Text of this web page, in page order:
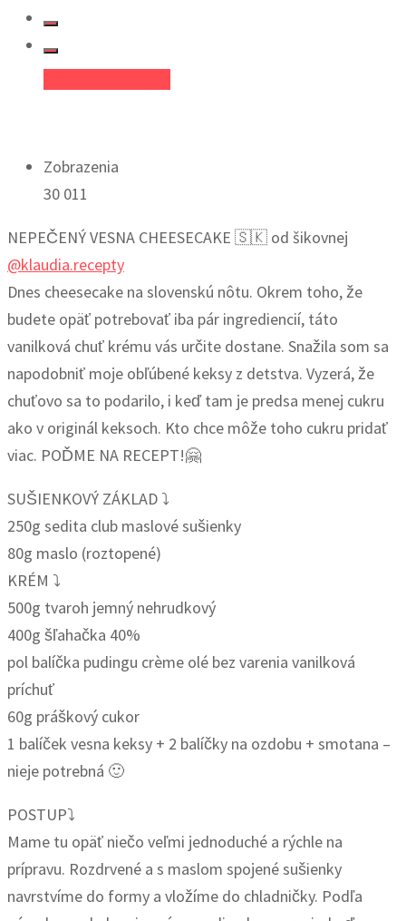
Zobrazenia
30 011
NEPEČENÝ VESNA CHEESECAKE 🇸🇰 od šikovnej
@klaudia.recepty
Dnes cheesecake na slovenskú nôtu. Okrem toho, že
budete opäť potrebovať iba pár ingrediencií, táto
vanilková chuť krému vás určite dostane. Snažila som sa
napodobniť moje obľúbené keksy z detstva. Vyzerá, že
chuťovo sa to podarilo, i keď tam je predsa menej cukru
ako v originál keksoch. Kto chce môže toho cukru pridať
viac. POĎME NA RECEPT!🤗
SUŠIENKOVÝ ZÁKLAD ⤵️
250g sedita club maslové sušienky
80g maslo (roztopené)
KRÉM ⤵️
500g tvaroh jemný nehrudkový
400g šľahačka 40%
pol balíčka pudingu crème olé bez varenia vanilková
príchuť
60g práškový cukor
1 balíček vesna keksy + 2 balíčky na ozdobu + smotana –
nieje potrebná 🙂
POSTUP⤵️
Mame tu opäť niečo veľmi jednoduché a rýchle na
prípravu. Rozdrvené a s maslom spojené sušienky
navrstvíme do formy a vložíme do chladničky. Podľa